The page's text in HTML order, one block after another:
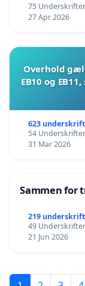
75
27 Apr 2026
Overhold
EB10 og
623
54
31 Mar 2026
Sammen for
219
49
21 Jun 2026